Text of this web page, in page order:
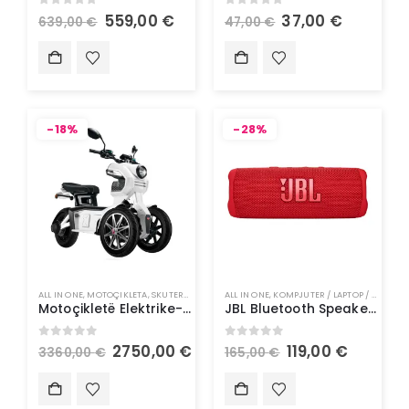
out of 5
639,00€ 559,00 € out of 5
47,00€ 37,00 €
-18%
ALL IN ONE, MOTOÇIKLETA,SKUTERA ELEKTRIK
Motoçikletë Elektrike- Doohan iTank 1500W 45Km/h
0 out of 5
3360,00€ 2750,00 €
-28%
ALL IN ONE, KOMPJUTER / LAPTOP / TABLET
JBL Bluetooth Speaker FLIP6 – Altoparlant Blutooth
0out of 5
165,00€ 119,00 €